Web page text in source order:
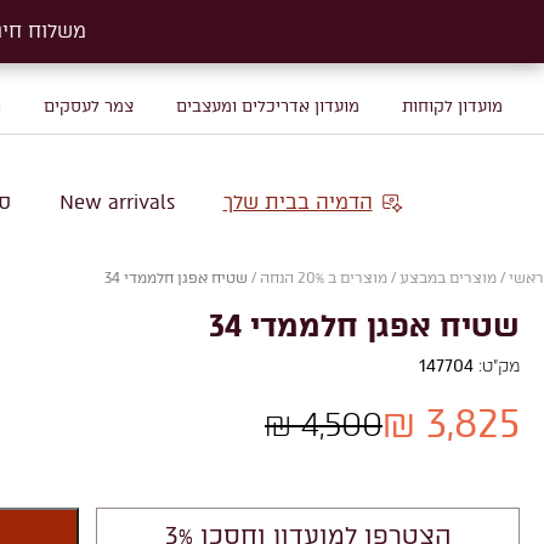
מועדון לקוחות מועדון אדריכלים ומעצבים צמר לעסקים
הדמיה בבית שלך New arrivals
ראשי / מוצרים במבצע / מוצרים ב 20% הנחה / שטיח אפגן חלממדי 34
שטיח אפגן חלממדי 34
מק"ט: 147704
4,500 ₪ 3,825 ₪
הצטרפו למועדון וחסכו 3%
משלוח חינם על
משלוח חינם על